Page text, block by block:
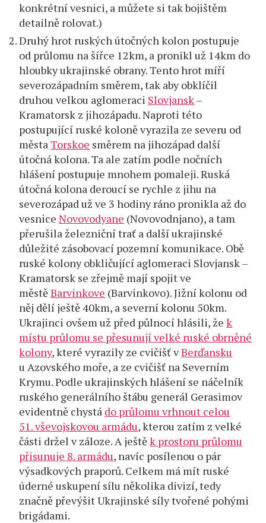
konkrétní vesnici, a můžete si tak bojištěm
detailně rolovat.)
Druhý hrot ruských útočných kolon postupuje
od průlomu na šířce 12km, a pronikl už 14km do
hloubky ukrajinské obrany. Tento hrot míří
severozápadním směrem, tak aby obklíčil
druhou velkou aglomeraci Slovjansk–
Kramatorsk z jihozápadu. Naproti této
postupující ruské koloně vyrazila ze severu od
městaTorskoe směrem na jihozápad další
útočná kolona. Ta ale zatím podle nočních
hlášení postupuje mnohem pomaleji. Ruská
útočná kolona deroucí se rychle z jihu na
severozápad už ve 3 hodiny ráno pronikla až do
vesniceNovovodyane (Novovodnjano), a tam
přerušila železniční trať a další ukrajinské
důležité zásobovací pozemní komunikace. Obě
ruské kolony obkličující aglomeraci Slovjansk –
Kramatorsk se zřejmě mají spojit ve
městěBarvinkove (Barvinkovo). Jižní kolonu od
něj dělí ještě 40km, a severní kolonu 50km.
Ukrajinci ovšem už před půlnocí hlásili, žek
místu průlomu se přesunují velké ruské obrněné
kolony, které vyrazily ze cvičišť vBerďansku
u Azovského moře, a ze cvičišť na Severním
Krymu. Podle ukrajinských hlášení se náčelník
ruského generálního štábu generál Gerasimov
evidentně chystá do průlomu vrhnout celou
51. vševojskovou armádu, kterou zatím z velké
části držel v záloze. A ještěk prostoru průlomu
přisunuje 8. armádu, navíc posílenou o pár
výsadkových praporů. Celkem má mít ruské
úderné uskupení sílu několika divizí, tedy
značně převýšit Ukrajinské síly tvořené pohými
brigádami.